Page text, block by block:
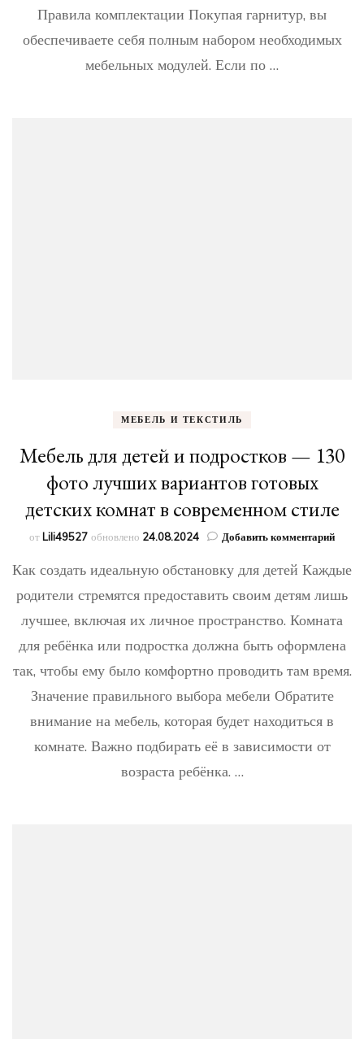
Правила комплектации Покупая гарнитур, вы
обеспечиваете себя полным набором необходимых
мебельных модулей. Если по …
МЕБЕЛЬ И ТЕКСТИЛЬ
Мебель для детей и подростков — 130
фото лучших вариантов готовых
детских комнат в современном стиле
отLili49527 обновлено 24.08.2024 Добавить комментарийк
детей
и
—
Как создать идеальную обстановку для детей Каждые
родители стремятся предоставить своим детям лишь
лучшее, включая их личное пространство. Комната
для ребёнка или подростка должна быть оформлена
так, чтобы ему было комфортно проводить там время.
Значение правильного выбора мебели Обратите
внимание на мебель, которая будет находиться в
комнате. Важно подбирать её в зависимости от
возраста ребёнка. …